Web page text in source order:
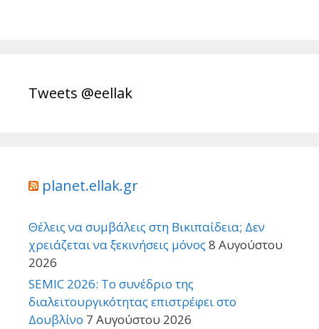
Tweets @eellak
planet.ellak.gr
Θέλεις να συμβάλεις στη Βικιπαίδεια; Δεν
χρειάζεται να ξεκινήσεις μόνος 8 Αυγούστου
2026
SEMIC 2026: Το συνέδριο της
διαλειτουργικότητας επιστρέφει στο
Δουβλίνο 7 Αυγούστου 2026